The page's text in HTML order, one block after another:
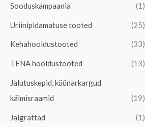
Sooduskampaania (1)
Uriinipidamatuse tooted (25)
Kehahooldustooted (33)
TENA hooldustooted (13)
Jalutuskepid, küünarkargud
käimisraamid
(19)
Jalgrattad (1)